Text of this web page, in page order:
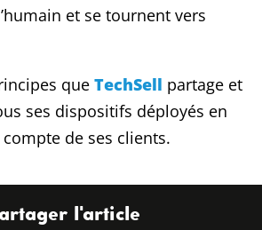
et se tournent vers
que TechSell partage et
ses dispositifs déployés en
de ses clients.
l'article